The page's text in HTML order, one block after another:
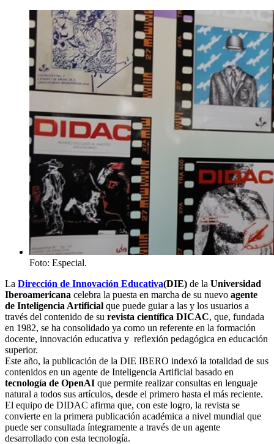
Foto: Especial.
La Dirección de Innovación Educativa(DIE) de la Universidad
Iberoamericana celebra la puesta en marcha de su nuevo agente
de Inteligencia Artificial que puede guiar a las y los usuarios a
través del contenido de su revista científica DICAC, que, fundada
en 1982, se ha consolidado ya como un referente en la formación
docente, innovación educativa y reflexión pedagógica en educación
superior.
Este año, la publicación de la DIE IBERO indexó la totalidad de sus
contenidos en un agente de Inteligencia Artificial basado en
tecnología de OpenAI que permite realizar consultas en lenguaje
natural a todos sus artículos, desde el primero hasta el más reciente.
El equipo de DIDAC afirma que, con este logro, la revista se
convierte en la primera publicación académica a nivel mundial que
puede ser consultada íntegramente a través de un agente
desarrollado con esta tecnología.